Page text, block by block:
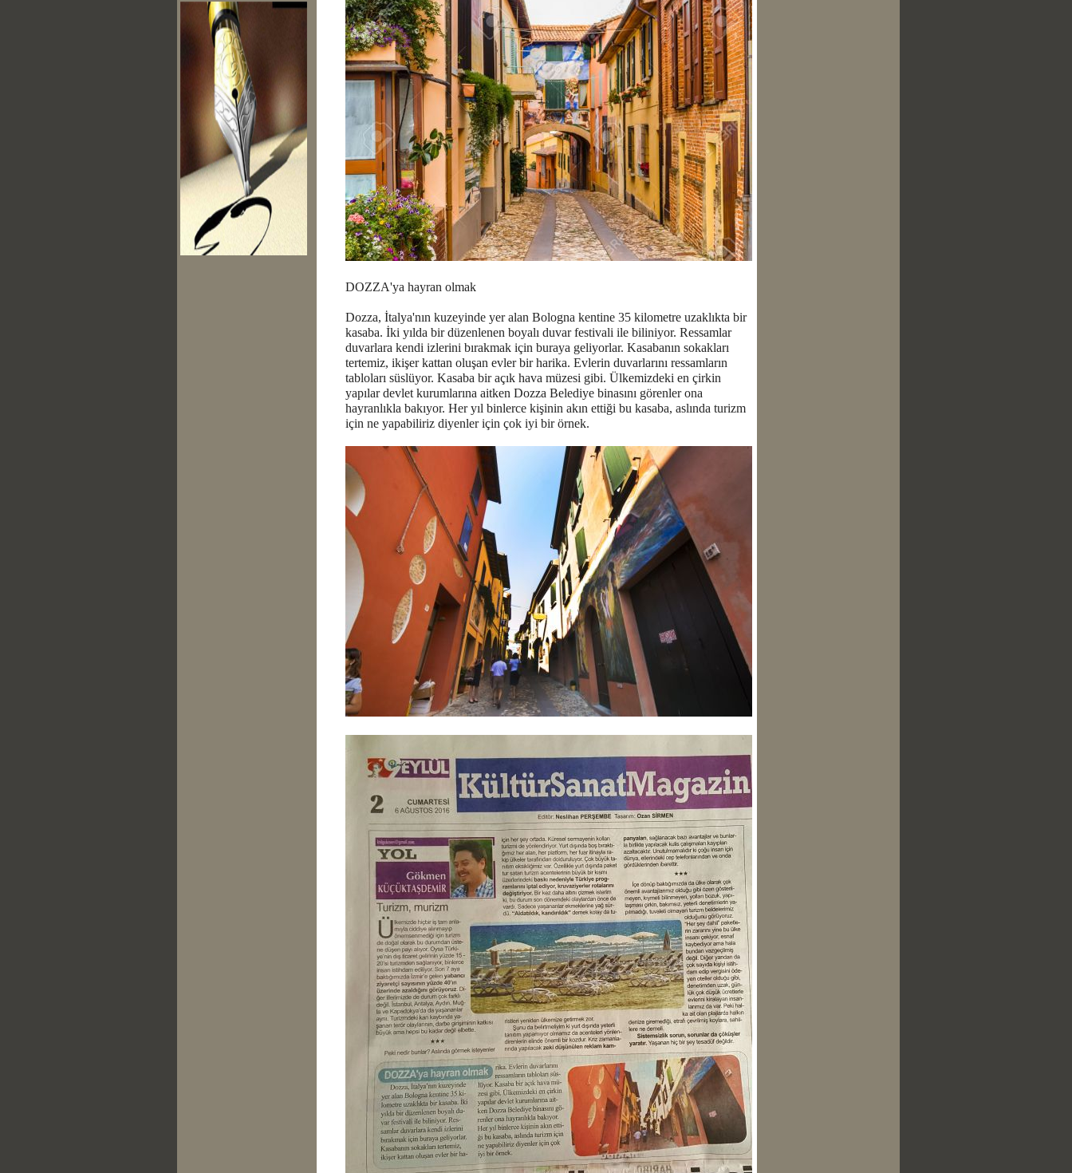
DOZZA'ya hayran olmak
Dozza, İtalya'nın kuzeyinde yer alan Bologna kentine 35 kilometre uzaklıkta bir
kasaba. İki yılda bir düzenlenen boyalı duvar festivali ile biliniyor. Ressamlar
duvarlara kendi izlerini bırakmak için buraya geliyorlar. Kasabanın sokakları
tertemiz, ikişer kattan oluşan evler bir harika. Evlerin duvarlarını ressamların
tabloları süslüyor. Kasaba bir açık hava müzesi gibi. Ülkemizdeki en çirkin
yapılar devlet kurumlarına aitken Dozza Belediye binasını görenler ona
hayranlıkla bakıyor. Her yıl binlerce kişinin akın ettiği bu kasaba, aslında turizm
için ne yapabiliriz diyenler için çok iyi bir örnek.